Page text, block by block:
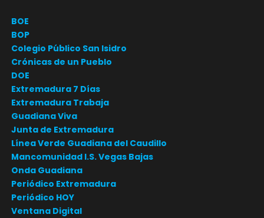
BOE
BOP
Colegio Público San Isidro
Crónicas de un Pueblo
DOE
Extremadura 7 Días
Extremadura Trabaja
Guadiana Viva
Junta de Extremadura
Línea Verde Guadiana del Caudillo
Mancomunidad I.S. Vegas Bajas
Onda Guadiana
Periódico Extremadura
Periódico HOY
Ventana Digital